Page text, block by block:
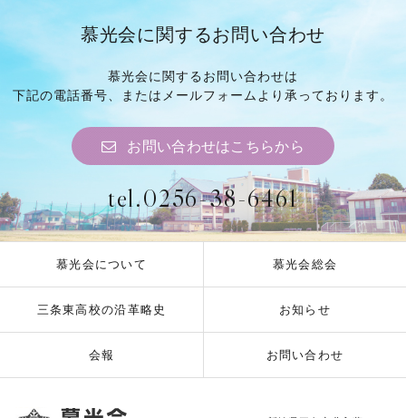
慕光会に関するお問い合わせ
慕光会に関するお問い合わせは
下記の電話番号、
またはメールフォームより 承っております。
お問い合わせはこちらから
tel.0256-38-6461
慕光会について 慕光会総会
三条東高校の沿革略史 お知らせ
会報 お問い合わせ